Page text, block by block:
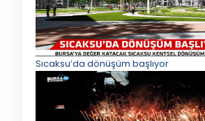
Sıcaksu’da dönüşüm başlıyor